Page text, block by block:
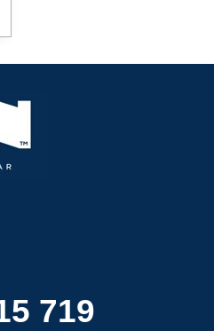
719